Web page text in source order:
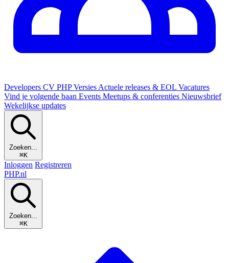
Developers CV PHP Versies Actuele releases & EOL Vacatures
Vind je volgende baan Events Meetups & conferenties Nieuwsbrief
Wekelijkse updates
Zoeken...
⌘K
Inloggen Registreren
PHP.nl
Zoeken...
⌘K